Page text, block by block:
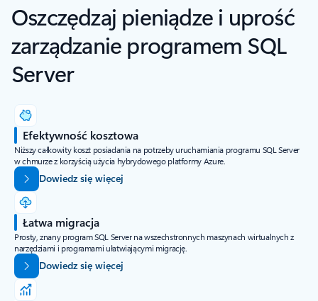
Oszczędzaj pieniądze i uprość
zarządzanie programem SQL
Server
Efektywność kosztowa
Niższy całkowity koszt posiadania na potrzeby uruchamiania programu SQL Server
w chmurze z korzyścią użycia hybrydowego platformy Azure.
Dowiedz się więcej
Łatwa migracja
Prosty, znany program SQL Server na wszechstronnych maszynach wirtualnych z
narzędziami i programami ułatwiającymi migrację.
Dowiedz się więcej